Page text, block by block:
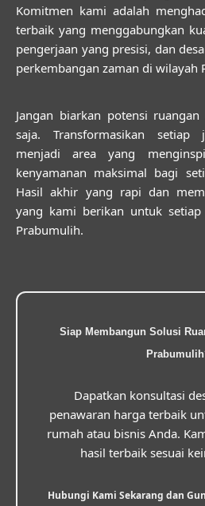
Komitmen kami adalah
terbaik yang menggabungkan
pengerjaan yang presisi, dan
perkembangan zaman di wilayah
Jangan biarkan potensi
saja. Transformasikan
menjadi area yang
kenyamanan maksimal bagi
Hasil akhir yang rapi dan
yang kami berikan untuk
Prabumulih.
Siap Membangun Solusi
Dapatkan konsultasi
penawaran harga terbaik
rumah atau bisnis Anda.
hasil terbaik sesuai
Hubungi Kami Sekarang dan